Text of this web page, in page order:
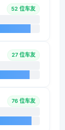
52 位车友
27 位车友
76 位车友